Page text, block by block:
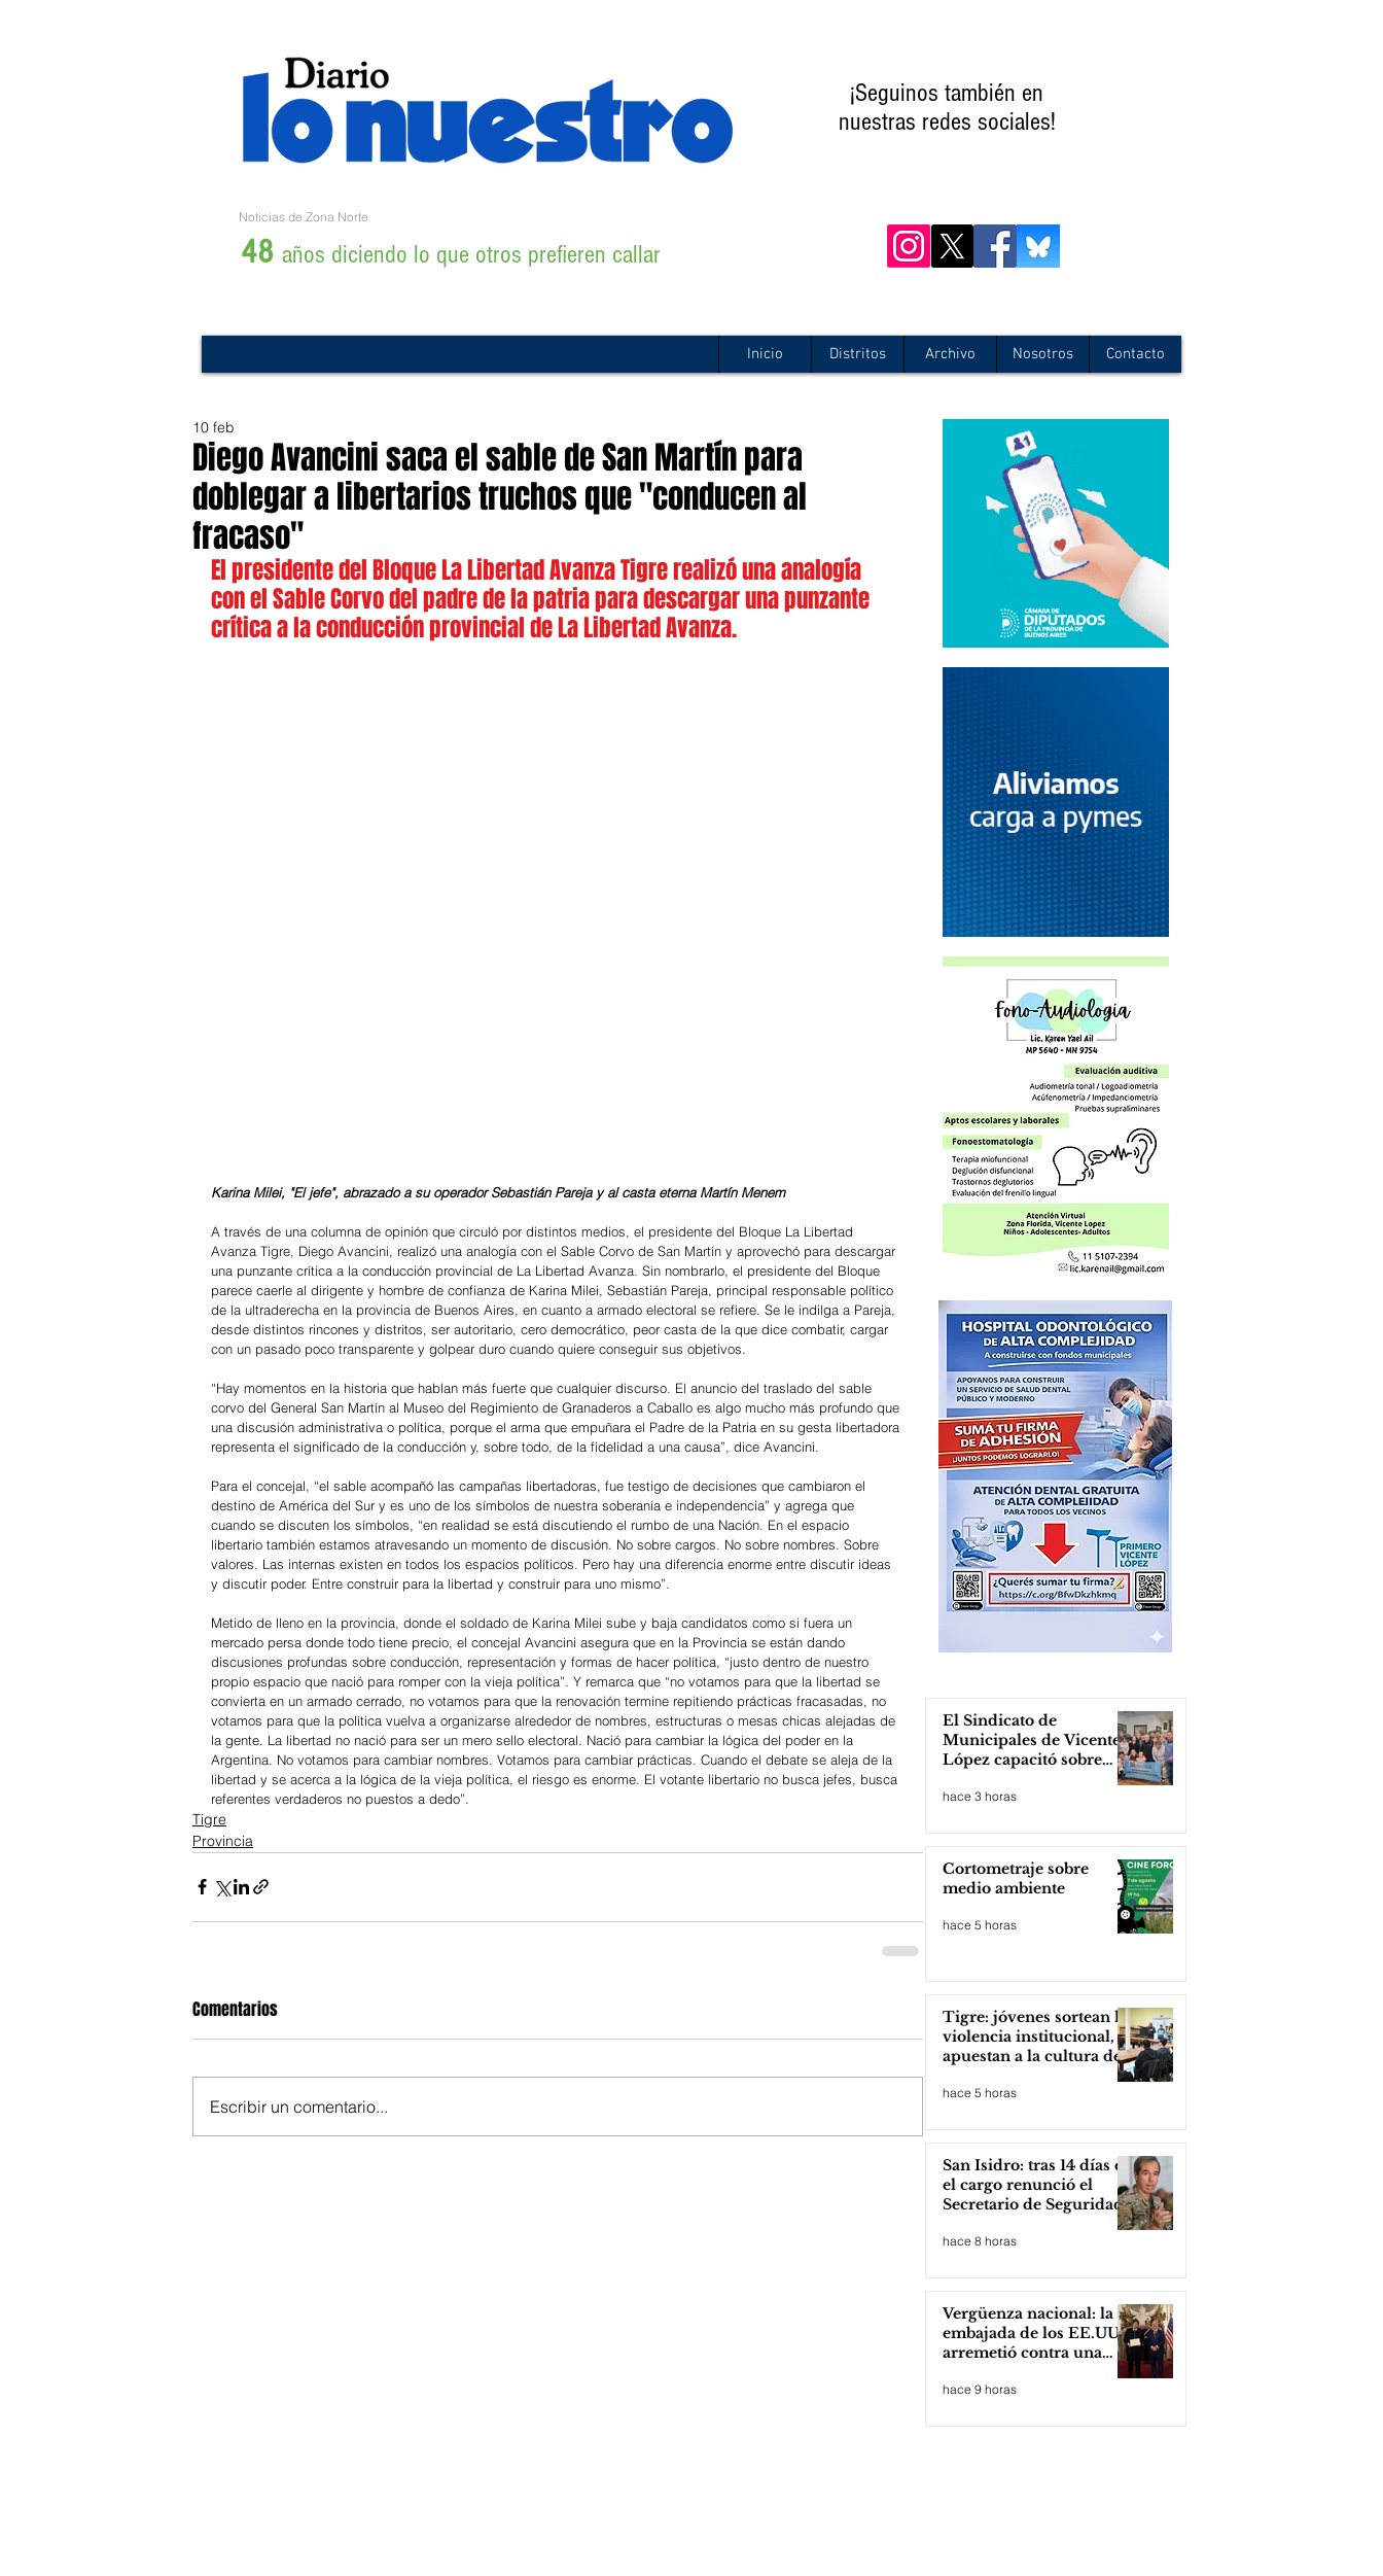
¡Seguinos también en
nuestras redes sociales!
Noticias de Zona Norte
48 años diciendo lo que otros prefieren callar
Inicio Distritos Archivo Nosotros Contacto
Diego Avancini saca el sable de San Martín para
doblegar a libertarios truchos que "conducen al
fracaso"
10 feb
El presidente del Bloque La Libertad Avanza Tigre realizó una analogía
con el Sable Corvo del padre de la patria para descargar una punzante
crítica a la conducción provincial de La Libertad Avanza.
Karina Milei, "El jefe", abrazado a su operador Sebastián Pareja y al casta eterna Martín Menem
A través de una columna de opinión que circuló por distintos medios, el presidente del Bloque La Libertad
Avanza Tigre, Diego Avancini, realizó una analogía con el Sable Corvo de San Martín y aprovechó para descargar
una punzante crítica a la conducción provincial de La Libertad Avanza. Sin nombrarlo, el presidente del Bloque
parece caerle al dirigente y hombre de confianza de Karina Milei, Sebastián Pareja, principal responsable político
de la ultraderecha en la provincia de Buenos Aires, en cuanto a armado electoral se refiere. Se le indilga a Pareja,
desde distintos rincones y distritos, ser autoritario, cero democrático, peor casta de la que dice combatir, cargar
con un pasado poco transparente y golpear duro cuando quiere conseguir sus objetivos.
“Hay momentos en la historia que hablan más fuerte que cualquier discurso. El anuncio del traslado del sable
corvo del General San Martín al Museo del Regimiento de Granaderos a Caballo es algo mucho más profundo que
una discusión administrativa o política, porque el arma que empuñara el Padre de la Patria en su gesta libertadora
representa el significado de la conducción y, sobre todo, de la fidelidad a una causa”, dice Avancini.
Para el concejal, “el sable acompañó las campañas libertadoras, fue testigo de decisiones que cambiaron el
destino de América del Sur y es uno de los símbolos de nuestra soberanía e independencia” y agrega que
cuando se discuten los símbolos, “en realidad se está discutiendo el rumbo de una Nación. En el espacio
libertario también estamos atravesando un momento de discusión. No sobre cargos. No sobre nombres. Sobre
valores. Las internas existen en todos los espacios políticos. Pero hay una diferencia enorme entre discutir ideas
y discutir poder. Entre construir para la libertad y construir para uno mismo”.
Metido de lleno en la provincia, donde el soldado de Karina Milei sube y baja candidatos como si fuera un
mercado persa donde todo tiene precio, el concejal Avancini asegura que en la Provincia se están dando
discusiones profundas sobre conducción, representación y formas de hacer política, “justo dentro de nuestro
propio espacio que nació para romper con la vieja política”. Y remarca que “no votamos para que la libertad se
convierta en un armado cerrado, no votamos para que la renovación termine repitiendo prácticas fracasadas, no
votamos para que la política vuelva a organizarse alrededor de nombres, estructuras o mesas chicas alejadas de
la gente. La libertad no nació para ser un mero sello electoral. Nació para cambiar la lógica del poder en la
Argentina. No votamos para cambiar nombres. Votamos para cambiar prácticas. Cuando el debate se aleja de la
libertad y se acerca a la lógica de la vieja política, el riesgo es enorme. El votante libertario no busca jefes, busca
referentes verdaderos no puestos a dedo”.
Tigre
Provincia
Comentarios
Escribir un comentario...
El Sindicato de
Municipales de Vicente
López capacitó sobre
hace 3 horas
Cortometraje sobre
medio ambiente
hace 5 horas
Tigre: jóvenes sortean la
violencia institucional,
apuestan a la cultura del
hace 5 horas
San Isidro: tras 14 días en
el cargo renunció el
Secretario de Seguridad
hace 8 horas
Vergüenza nacional: la
embajada de los EE.UU
arremetió contra una
hace 9 horas